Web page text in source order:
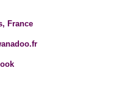
France